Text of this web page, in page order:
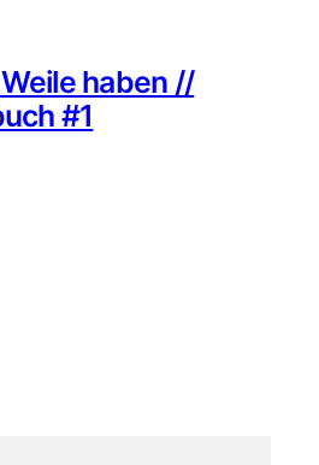
haben //
#1